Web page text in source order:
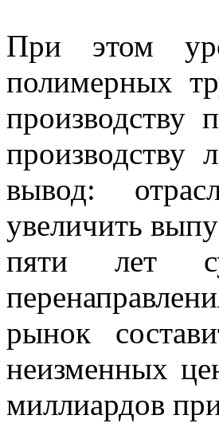
При этом
полимерных
вывод:
увеличить
пяти лет
рынок
неизменных
миллиардов